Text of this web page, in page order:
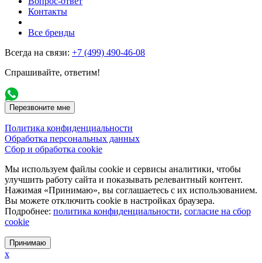
Контакты
Все бренды
Всегда на связи: +7 (499) 490-46-08
Спрашивайте, ответим!
Перезвоните мне
Политика конфиденциальности
Обработка персональных данных
Сбор и обработка cookie
Мы используем файлы cookie и сервисы аналитики, чтобы
улучшить работу сайта и показывать релевантный контент.
Нажимая «Принимаю», вы соглашаетесь с их использованием.
Вы можете отключить cookie в настройках браузера.
Подробнее: политика конфиденциальности, согласие на сбор
cookie
Принимаю
x